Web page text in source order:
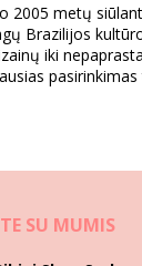
metų
Brazilijos
iki
SU MUMIS